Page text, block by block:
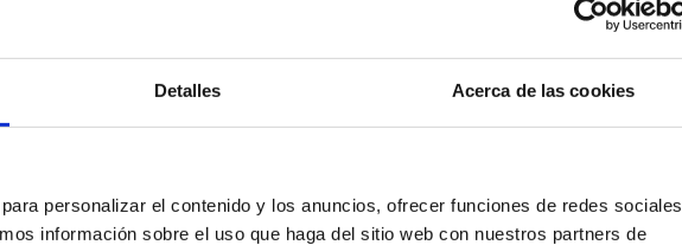
Detalles Acerca de las cookies
personalizar el contenido y los anuncios, ofrecer funciones de redes sociales
información sobre el uso que haga del sitio web con nuestros partners de